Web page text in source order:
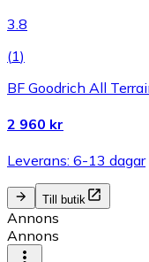
3.8
(1)
BF Goodrich All
2 960 kr
Leverans: 6-13 dagar
Till butik
Annons
Annons